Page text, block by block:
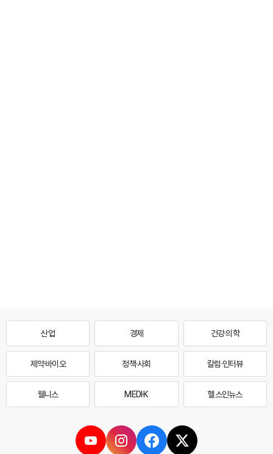
산업 경제 건강·의학
제약·바이오 정책·사회 칼럼·인터뷰
웰니스 MEDI·K 헬스인뉴스